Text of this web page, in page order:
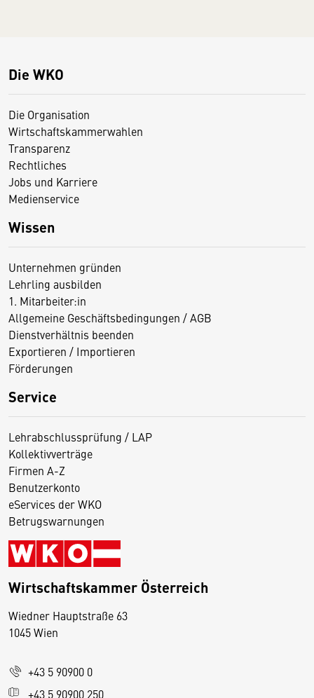
Die WKO
Die Organisation
Wirtschaftskammerwahlen
Transparenz
Rechtliches
Jobs und Karriere
Medienservice
Wissen
Unternehmen gründen
Lehrling ausbilden
1. Mitarbeiter:in
Allgemeine Geschäftsbedingungen / AGB
Dienstverhältnis beenden
Exportieren / Importieren
Förderungen
Service
Lehrabschlussprüfung / LAP
Kollektivverträge
Firmen A-Z
Benutzerkonto
eServices der WKO
Betrugswarnungen
Wirtschaftskammer Österreich
Wiedner Hauptstraße 63
1045 Wien
+43 5 90900 0
+43 5 90900 250
D
s
e